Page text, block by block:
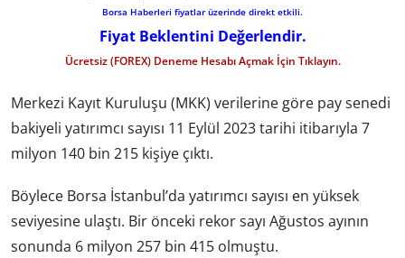
Borsa Haberleri fiyatlar üzerinde direkt etkili.
Fiyat Beklentini Değerlendir.
Ücretsiz (FOREX) Deneme Hesabı Açmak İçin Tıklayın.
Merkezi Kayıt Kuruluşu (MKK) verilerine göre pay senedi
bakiyeli yatırımcı sayısı 11 Eylül 2023 tarihi itibarıyla 7
milyon 140 bin 215 kişiye çıktı.
Böylece Borsa İstanbul’da yatırımcı sayısı en yüksek
seviyesine ulaştı. Bir önceki rekor sayı Ağustos ayının
sonunda 6 milyon 257 bin 415 olmuştu.